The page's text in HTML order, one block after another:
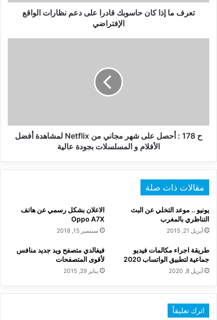
الواقعتعرف ما إذا كان حاسوبك قادرا على دعم نظارات الواقع
الإفتراضي
Netflix
لمشاهدة
بجودة
عالية
ح 178 : أحصل على شهر مجاني من Netflix لمشاهدة أفضل
الأفلام و المسلسلات بجودة عالية
مقالات ذات صلة
يونيو .. موعد التخلي عن البث
التناظري بالمغرب
أبريل 21, 2015
الاعلان بشكل رسمي عن هاتف
Oppo A7X
سبتمبر 15, 2018
طريقة اجراء مكالمات فيديو
جماعية لتطبيق الواتساب 2020
أبريل 8, 2020
فيفالدي متصفح ويد جديد منافس
لأقوى المتصفحات
يناير 29, 2015
اترك تعليقاً